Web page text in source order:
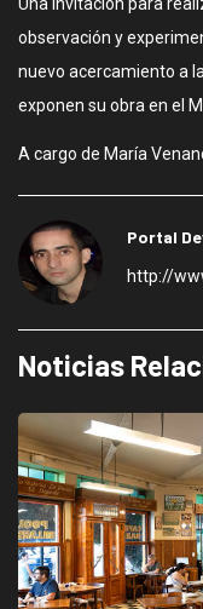
observación y
nuevo acercamiento a
exponen su obra en el
A cargo de María
Portal
http://
Noticias